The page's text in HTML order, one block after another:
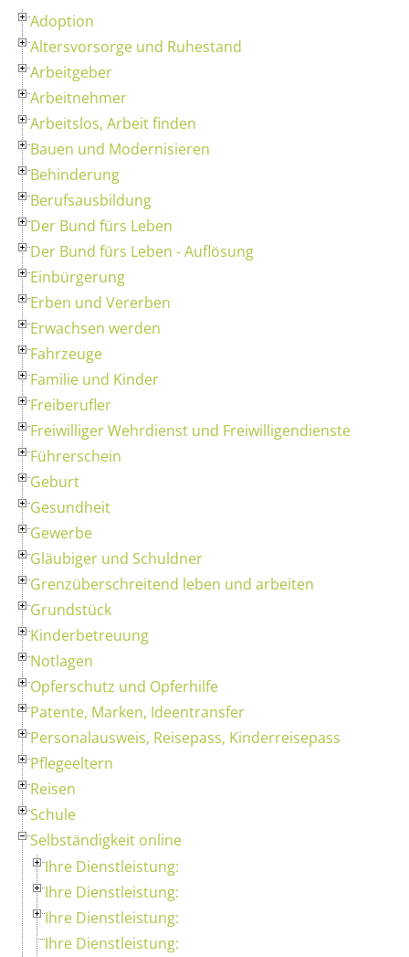
Adoption
Altersvorsorge und Ruhestand
Arbeitgeber
Arbeitnehmer
Arbeitslos, Arbeit finden
Bauen und Modernisieren
Behinderung
Berufsausbildung
Der Bund fürs Leben
Der Bund fürs Leben - Auflösung
Einbürgerung
Erben und Vererben
Erwachsen werden
Fahrzeuge
Familie und Kinder
Freiberufler
Freiwilliger Wehrdienst und Freiwilligendienste
Führerschein
Geburt
Gesundheit
Gewerbe
Gläubiger und Schuldner
Grenzüberschreitend leben und arbeiten
Grundstück
Kinderbetreuung
Notlagen
Opferschutz und Opferhilfe
Patente, Marken, Ideentransfer
Personalausweis, Reisepass, Kinderreisepass
Pflegeeltern
Reisen
Schule
Selbständigkeit online
Ihre Dienstleistung:
Ihre Dienstleistung:
Ihre Dienstleistung:
Ihre Dienstleistung: